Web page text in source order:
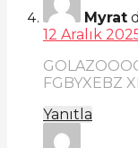
Myrat
12 Aralık
FGBYXEBZ
Yanıtla